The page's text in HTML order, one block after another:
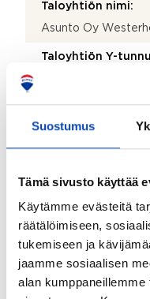
Suostumus
Tämä sivusto käyttää
Käytämme evästeitä
räätälöimiseen,
tukemiseen ja
jaamme sosiaalisen
alan
Taloyhtiön nimi:
Asunto Oy
Taloyhtiön Y-
Kiinteistötunnus:
0853-0085-0050-
Huoltoyhtiö
Lisätietoja
Turun Teho huolto
Suomen